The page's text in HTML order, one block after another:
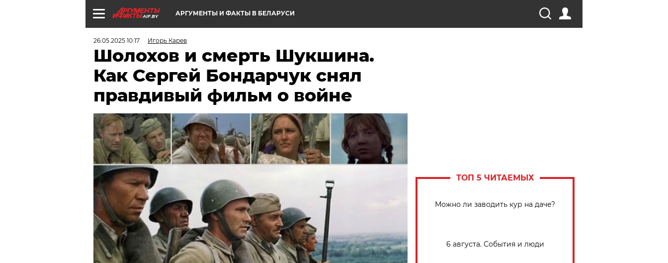
AIF.BY АРГУМЕНТЫ И ФАКТЫ В БЕЛАРУСИ
26.05.2025 10:17 Игорь Карев
Шолохов и смерть Шукшина.
Как Сергей Бондарчук снял
правдивый фильм о войне
ТОП 5 ЧИТАЕМЫХ
Можно ли заводить кур на даче?
6 августа. События и люди